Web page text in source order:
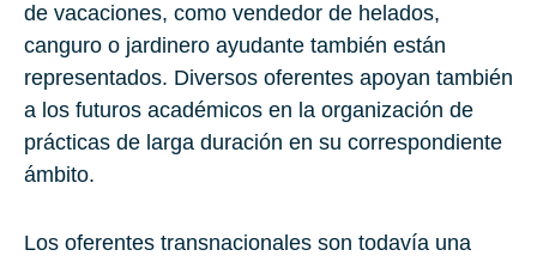
de vacaciones, como vendedor de helados,
canguro o jardinero ayudante también están
representados. Diversos oferentes apoyan también
a los futuros académicos en la organización de
prácticas de larga duración en su correspondiente
ámbito.
Los oferentes transnacionales son todavía una